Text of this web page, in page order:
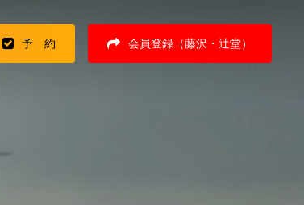
予 約 会員登録（藤沢・辻堂）